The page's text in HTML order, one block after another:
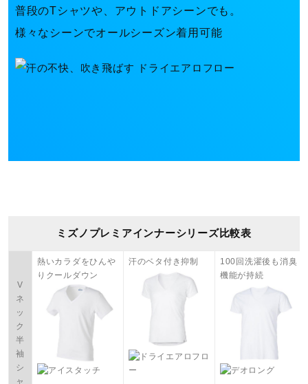
普段のTシャツや、アウトドアシーンでも。
様々なシーンでオールシーズン着用可能
ミズノプレミアインナーシリーズ比較表
V
ネ
ッ
ク
半
袖
シ
ャ
熱いカラダをひんや
りクールダウン
汗のベタ付き抑制
100回洗濯後も消臭
機能が持続